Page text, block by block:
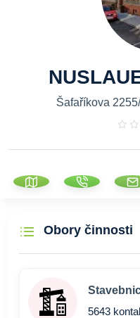
Šafaříkova
Obory činnosti
5643